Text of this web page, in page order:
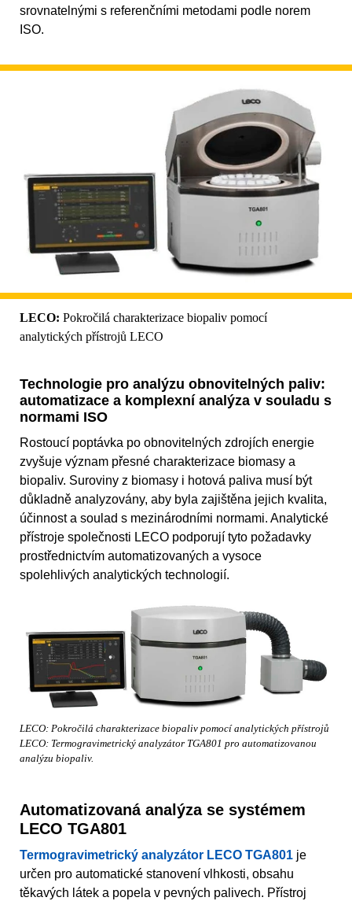
srovnatelnými s referenčními metodami podle norem
ISO.
LECO: Pokročilá charakterizace biopaliv pomocí
analytických přístrojů LECO
Technologie pro analýzu obnovitelných paliv:
automatizace a komplexní analýza v souladu s
normami ISO
Rostoucí poptávka po obnovitelných zdrojích energie
zvyšuje význam přesné charakterizace biomasy a
biopaliv. Suroviny z biomasy i hotová paliva musí být
důkladně analyzovány, aby byla zajištěna jejich kvalita,
účinnost a soulad s mezinárodními normami. Analytické
přístroje společnosti LECO podporují tyto požadavky
prostřednictvím automatizovaných a vysoce
spolehlivých analytických technologií.
LECO: Pokročilá charakterizace biopaliv pomocí analytických přístrojů
LECO: Termogravimetrický analyzátor TGA801 pro automatizovanou
analýzu biopaliv.
Automatizovaná analýza se systémem
LECO TGA801
Termogravimetrický analyzátor LECO TGA801 je
určen pro automatické stanovení vlhkosti, obsahu
těkavých látek a popela v pevných palivech. Přístroj